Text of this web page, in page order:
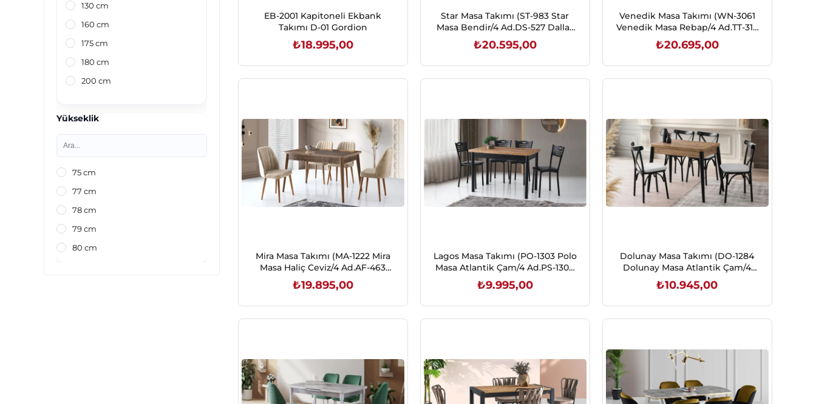
130 cm
160 cm
175 cm
180 cm
200 cm
Yükseklik
75 cm
77 cm
78 cm
79 cm
80 cm
EB-2001 Kapitoneli Ekbank
Takımı D-01 Gordion
₺18.995,00
Star Masa Takımı (ST-983 Star
Masa Bendir/4 Ad.DS-527 Dallas
Sandalye D-12)
₺20.595,00
Venedik Masa Takımı (WN-3061
Venedik Masa Rebap/4 Ad.TT-310
Tutku Sandalye BF-06)
₺20.695,00
Mira Masa Takımı (MA-1222 Mira
Masa Haliç Ceviz/4 Ad.AF-463
Alfa Sandalye D-04)
₺19.895,00
Lagos Masa Takımı (PO-1303 Polo
Masa Atlantik Çam/4 Ad.PS-1304
Polo Sandalye)
₺9.995,00
Dolunay Masa Takımı (DO-1284
Dolunay Masa Atlantik Çam/4
Ad.ES-286 Ekol Sandalye V-02)
₺10.945,00